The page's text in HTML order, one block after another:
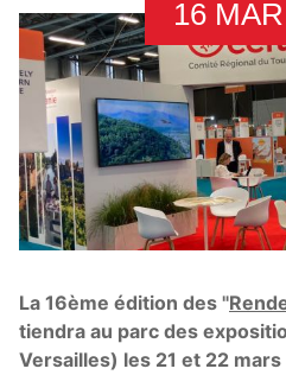
16
La 16ème édition des "
tiendra au parc des
Versailles) les 21 et 22